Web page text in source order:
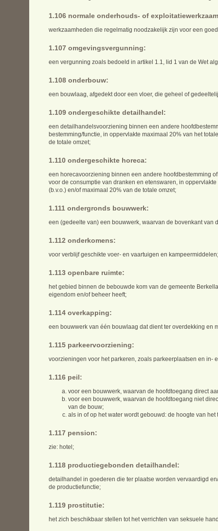
1.106 normale onderhouds- of
werkzaamheden die regelmatig noodzakelijk zijn voor een
1.107 omgevingsvergunning:
een vergunning zoals bedoeld in artikel 1.1, lid 1 van de Wet
1.108 onderbouw:
een bouwlaag, afgedekt door een vloer, die geheel of
1.109 ondergeschikte detailhandel:
een detailhandelsvoorziening binnen een andere
bestemming/functie, in oppervlakte maximaal 20% van het
de totale omzet;
1.110 ondergeschikte horeca:
een horecavoorziening binnen een andere hoofdbestemming
voor de consumptie van dranken en etenswaren, in
(b.v.o.) en/of maximaal 20% van de totale omzet;
1.111 ondergronds bouwwerk:
een (gedeelte van) een bouwwerk, waarvan de bovenkant van
1.112 onderkomens:
voor verblijf geschikte voer- en vaartuigen en kampeermiddelen;
1.113 openbare ruimte:
het gebied binnen de bebouwde kom van de gemeente
eigendom en/of beheer heeft;
1.114 overkapping:
een bouwwerk van één bouwlaag dat dient ter overdekking en
1.115 parkeervoorziening:
voorzieningen voor het parkeren, zoals parkeerplaatsen en in-
1.116 peil:
voor een bouwwerk, waarvan de hoofdtoegang direct
voor een bouwwerk, waarvan de hoofdtoegang niet
van de bouw;
als in of op het water wordt gebouwd: de hoogte van
1.117 pension:
zie: hotel;
1.118 productiegebonden detailhandel:
detailhandel in goederen die ter plaatse worden vervaardigd
de productiefunctie;
1.119 prostitutie:
het zich beschikbaar stellen tot het verrichten van seksuele